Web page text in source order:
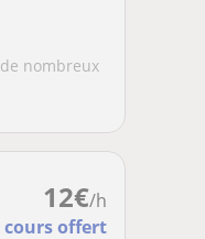
nombreux
12€/h
cours offert